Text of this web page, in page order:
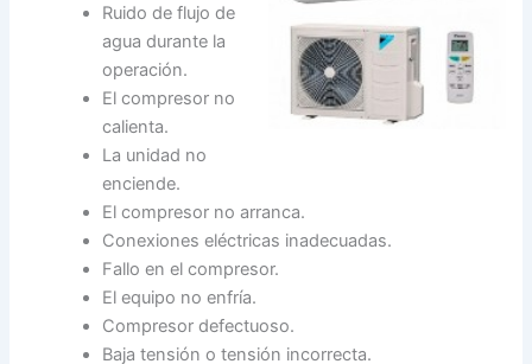
Ruido de flujo de
agua durante la
operación.
El compresor no
calienta.
La unidad no
enciende.
El compresor no arranca.
Conexiones eléctricas inadecuadas.
Fallo en el compresor.
El equipo no enfría.
Compresor defectuoso.
Baja tensión o tensión incorrecta.